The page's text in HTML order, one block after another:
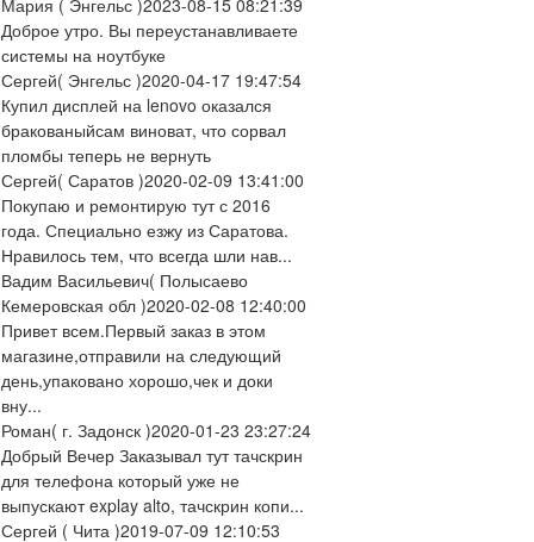
Мария ( Энгельс )2023-08-15 08:21:39
Доброе утро. Вы переустанавливаете
системы на ноутбуке
Сергей( Энгельс )2020-04-17 19:47:54
Купил дисплей на lenovo оказался
бракованыйсам виноват, что сорвал
пломбы теперь не вернуть
Сергей( Саратов )2020-02-09 13:41:00
Покупаю и ремонтирую тут с 2016
года. Специально езжу из Саратова.
Нравилось тем, что всегда шли нав...
Вадим Васильевич( Полысаево
Кемеровская обл )2020-02-08 12:40:00
Привет всем.Первый заказ в этом
магазине,отправили на следующий
день,упаковано хорошо,чек и доки
вну...
Роман( г. Задонск )2020-01-23 23:27:24
Добрый Вечер Заказывал тут тачскрин
для телефона который уже не
выпускают explay alto, тачскрин копи...
Сергей ( Чита )2019-07-09 12:10:53